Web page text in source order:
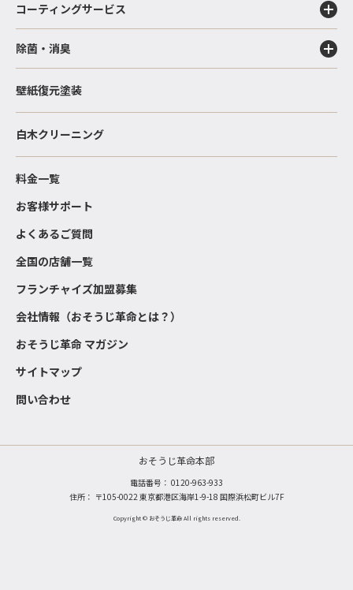
コーティングサービス
除菌・消臭
壁紙復元塗装
白木クリーニング
料金一覧
お客様サポート
よくあるご質問
全国の店舗一覧
フランチャイズ加盟募集
会社情報（おそうじ革命とは？）
おそうじ革命 マガジン
サイトマップ
問い合わせ
おそうじ革命本部
電話番号： 0120-963-933
住所： 〒105-0022 東京都港区海岸1-9-18 国際浜松町ビル7F
Copyright © おそうじ革命 All rights reserved.